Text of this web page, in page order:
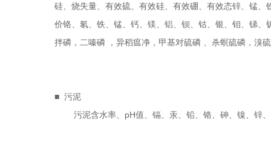
硅、烧失量、有效硫、有效硅、有效硼、有效态锌、锰
价铬、氡、铁、锰、钙、镁、铝、钡、钴、银、钼、锑
拌磷，二嗪磷 ，异稻瘟净，甲基对硫磷 、杀螟硫磷，溴
■ 污泥
污泥含水率、pH值、镉、汞、铅、铬、砷、镍、锌、